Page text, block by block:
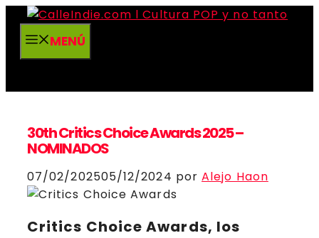
Saltar
contenidoMENÚ
30th Critics Choice Awards 2025 –
NOMINADOS
07/02/202505/12/2024 porAlejo Haon
Critics Choice Awards, los